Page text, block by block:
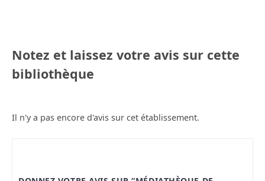
Notez et laissez votre avis sur cette
bibliothèque
Il n'y a pas encore d'avis sur cet établissement.